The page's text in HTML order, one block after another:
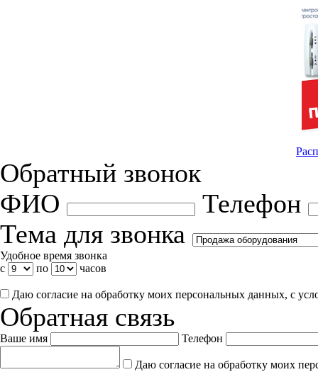
Обратный звонок
ФИО
Телефон
Тема для звонка
Удобное время звонка
с
по часов
Даю согласие на обработку моих персональных данных, с
Обратная связь
Ваше имя Телефон
Даю согласие на обработку моих